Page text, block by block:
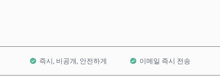
즉시, 비공개, 안전하게 이메일 즉시 전송